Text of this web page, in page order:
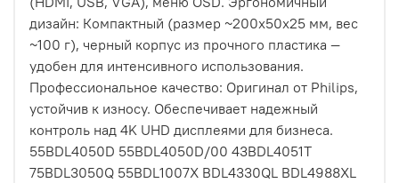
дизайн: Компактный (размер ~200x50x25 мм, вес
~100 г), черный корпус из прочного пластика —
удобен для интенсивного использования.
Профессиональное качество: Оригинал от Philips,
устойчив к износу. Обеспечивает надежный
контроль над 4K UHD дисплеями для бизнеса.
55BDL4050D 55BDL4050D/00 43BDL4051T
75BDL3050Q 55BDL1007X BDL4330QL BDL4988XL